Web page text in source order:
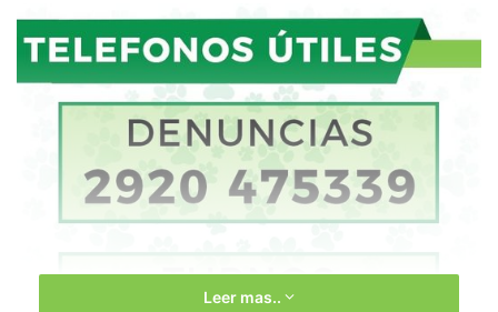
Leer mas..